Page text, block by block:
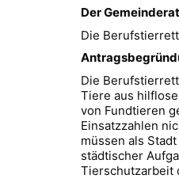
Der
Die
Die
Tiere aus
von Fundtieren
Einsatzzahlen
müssen als
städtischer
Tierschutzarbeit